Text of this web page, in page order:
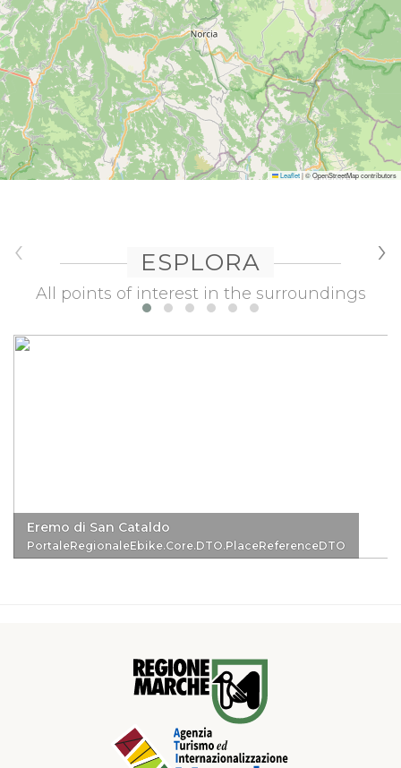
Leaflet|© OpenStreetMap contributors
ESPLORA
All points of interest in the surroundings
Eremo di San Cataldo
PortaleRegionaleEbike.Core.DTO.PlaceReferenceDTO
‹ ›